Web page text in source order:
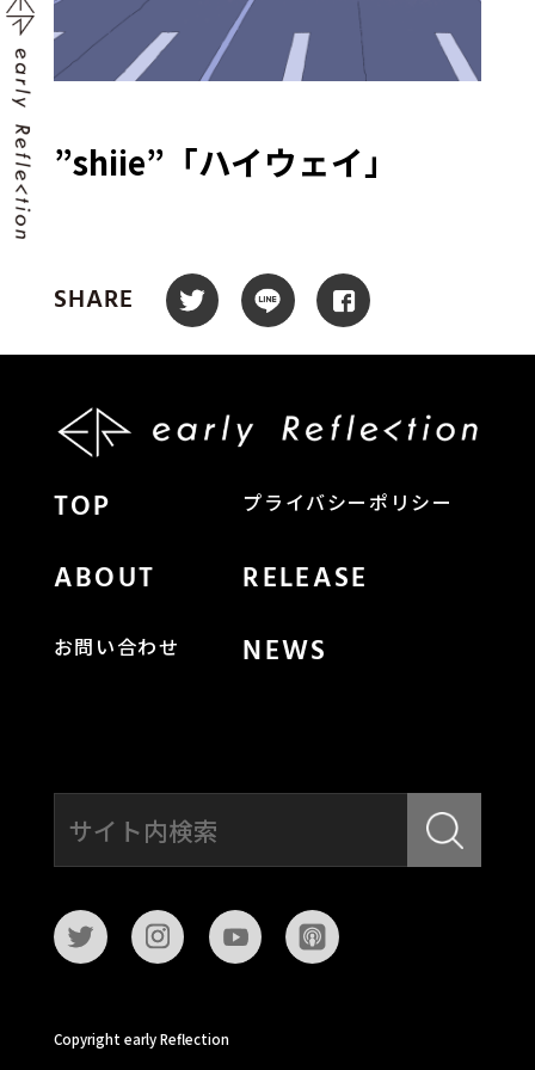
”shiie”「ハイウェイ」
SHARE
TOP プライバシーポリシー
ABOUT RELEASE
お問い合わせ NEWS
Copyright early Reflection